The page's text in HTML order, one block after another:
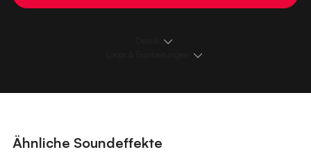
Ähnliche Soundeffekte